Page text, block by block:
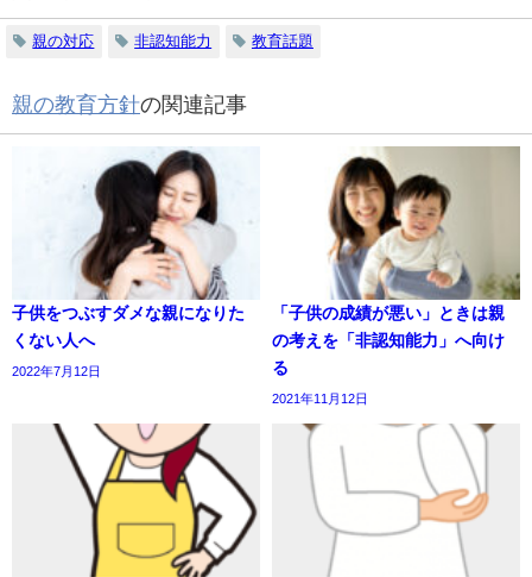
親の対応 非認知能力 教育話題
親の教育方針の関連記事
子供をつぶすダメな親になりた
くない人へ
2022年7月12日
「子供の成績が悪い」ときは親
の考えを「非認知能力」へ向け
る
2021年11月12日